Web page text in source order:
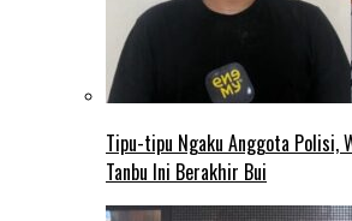
Tipu-tipu Ngaku Anggota Polisi,
Tanbu Ini Berakhir Bui